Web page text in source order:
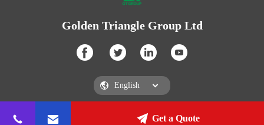
Golden Triangle Group Ltd
Golden Triangle Group LtdGet a Quote